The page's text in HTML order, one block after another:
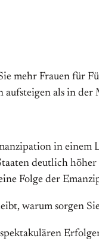
mehr Frauen für
aufsteigen als in
in
deutlich
Folge der
warum sorgen